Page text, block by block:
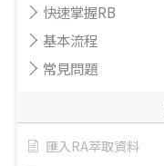
快速掌握RB
基本流程
常見問題
匯入RA萃取資料